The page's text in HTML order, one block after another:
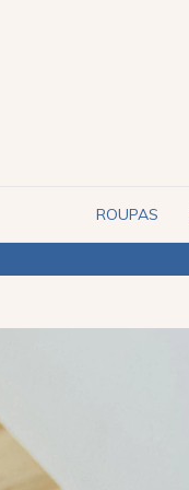
ROUPAS